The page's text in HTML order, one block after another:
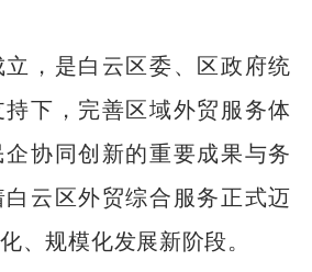
，是白云区委、区政府统
下，完善区域外贸服务体
协同创新的重要成果与务
云区外贸综合服务正式迈
、规模化发展新阶段。